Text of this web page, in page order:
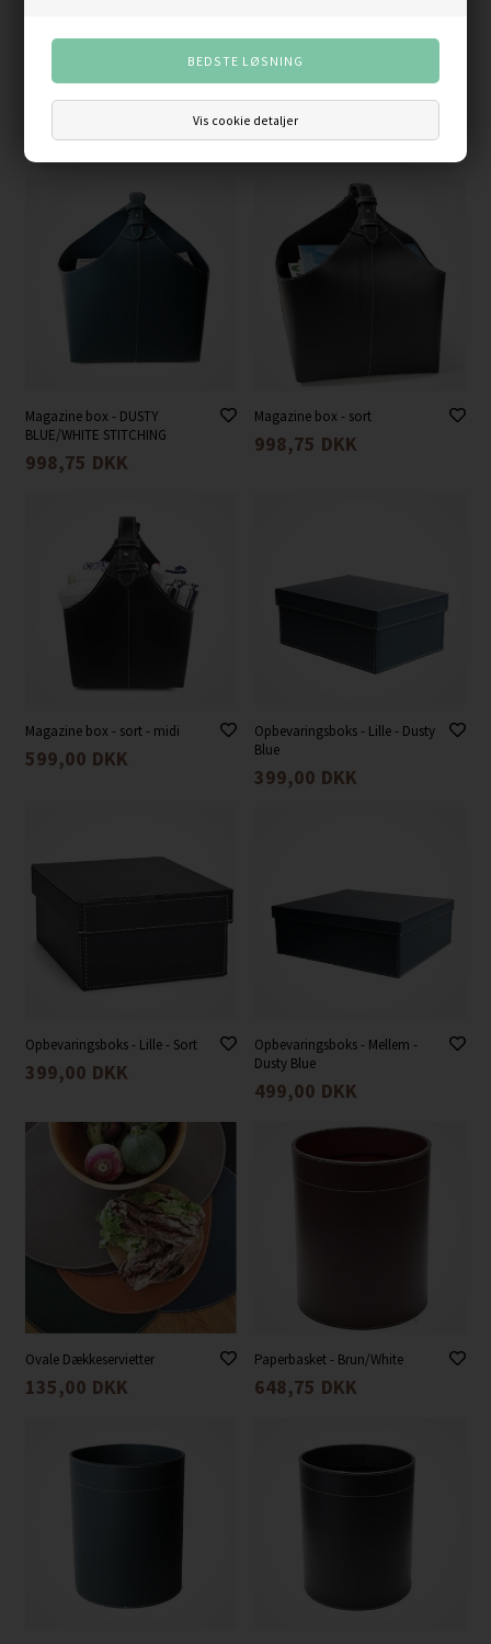
Vis cookie detaljer
Magazine box - brun - midi
Magazine box -
COGNAC/WHITE
998,75 DKK
Magazine box - DUSTY
BLUE/WHITE STITCHING
998,75 DKK
Magazine box - sort
998,75 DKK
Magazine box - sort - midi
599,00 DKK
Opbevaringsboks - Lille - Dusty
Blue
399,00 DKK
Opbevaringsboks - Lille - Sort
399,00 DKK
Opbevaringsboks - Mellem -
Dusty Blue
499,00 DKK
Ovale Dækkeservietter
135,00 DKK
Paperbasket - Brun/White
648,75 DKK